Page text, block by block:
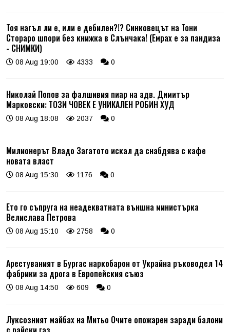
Тоя нагъл ли е, или е дебилен?!? Синковецът на Тони
Стораро шпори без книжка в Слънчака! (Емрах е за пандиза
- СНИМКИ)
08 Aug 19:00 4333 0
Николай Попов за фалшивия пиар на адв. Димитър
Марковски: ТОЗИ ЧОВЕК Е УНИКАЛЕН РОБИН ХУД
08 Aug 18:08 2037 0
Милионерът Владо Загатото искал да снабдява с кафе
новата власт
08 Aug 15:30 1176 0
Ето го съпруга на неадекватната външна министърка
Велислава Петрова
08 Aug 15:10 2758 0
Арестуваният в Бургас наркобарон от Украйна ръководел 14
фабрики за дрога в Европейския съюз
08 Aug 14:50 609 0
Луксозният майбах на Митьо Очите опожарен заради балони